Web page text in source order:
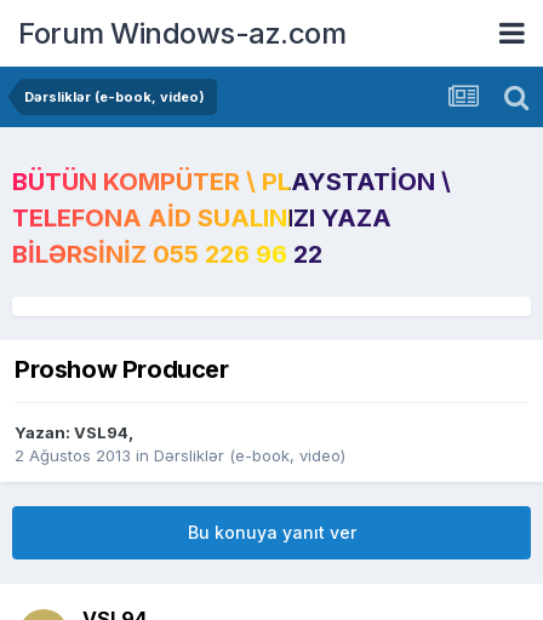
Forum Windows-az.com
Dərsliklər (e-book, video)
BÜTÜN KOMPÜTER \ PLAYSTATION \
TELEFONA AID SUALINIZI YAZA
BILƏRSINIZ 055 226 96 22
Proshow Producer
Yazan: VSL94,
2 Ağustos 2013 in Dərsliklər (e-book, video)
Bu konuya yanıt ver